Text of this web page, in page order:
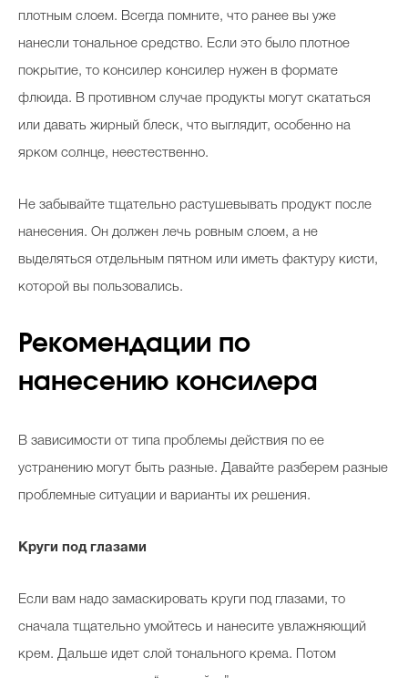
плотным слоем. Всегда помните, что ранее вы уже
нанесли тональное средство. Если это было плотное
покрытие, то консилер консилер нужен в формате
флюида. В противном случае продукты могут скататься
или давать жирный блеск, что выглядит, особенно на
ярком солнце, неестественно.
Не забывайте тщательно растушевывать продукт после
нанесения. Он должен лечь ровным слоем, а не
выделяться отдельным пятном или иметь фактуру кисти,
которой вы пользовались.
Рекомендации по
нанесению консилера
В зависимости от типа проблемы действия по ее
устранению могут быть разные. Давайте разберем разные
проблемные ситуации и варианты их решения.
Круги под глазами
Если вам надо замаскировать круги под глазами, то
сначала тщательно умойтесь и нанесите увлажняющий
крем. Дальше идет слой тонального крема. Потом